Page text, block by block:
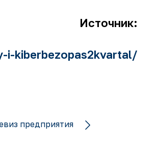
Источник:
i-kiberbezopas2kvartal/
предприятия